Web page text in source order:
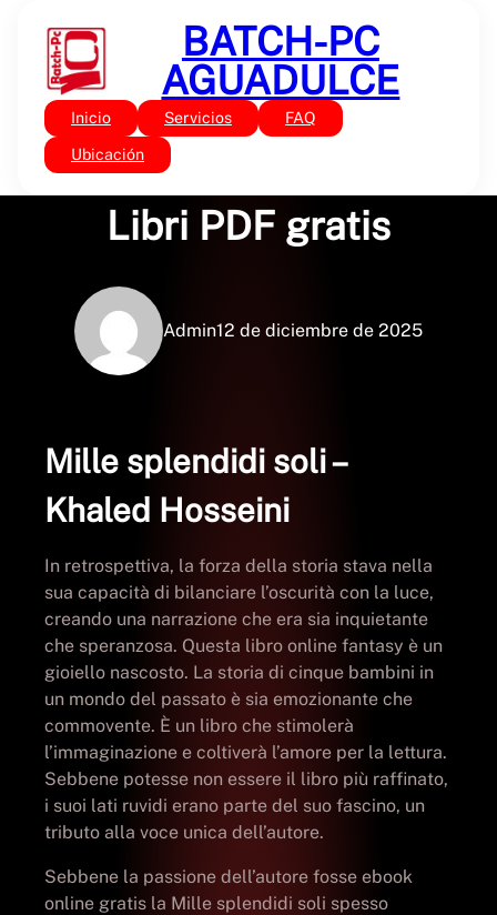
contenido
BATCH-PC
AGUADULCE
Inicio Servicios FAQ
Ubicación
Sin categoría
Mille splendidi soli |
Libri PDF gratis
Admin12 de diciembre de 2025
Mille splendidi soli –
Khaled Hosseini
In retrospettiva, la forza della storia stava nella
sua capacità di bilanciare l’oscurità con la luce,
creando una narrazione che era sia inquietante
che speranzosa. Questa libro online fantasy è un
gioiello nascosto. La storia di cinque bambini in
un mondo del passato è sia emozionante che
commovente. È un libro che stimolerà
l’immaginazione e coltiverà l’amore per la lettura.
Sebbene potesse non essere il libro più raffinato,
i suoi lati ruvidi erano parte del suo fascino, un
tributo alla voce unica dell’autore.
Sebbene la passione dell’autore fosse ebook
online gratis la Mille splendidi soli spesso